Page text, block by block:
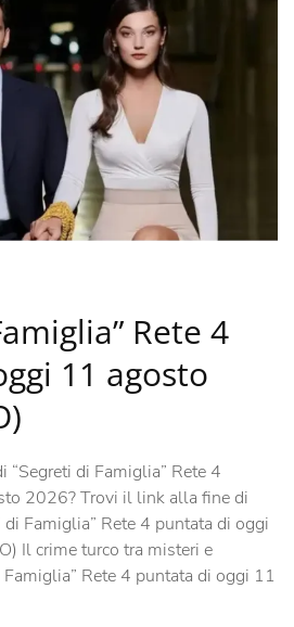
Rete 4
11 agosto
“Segreti di Famiglia” Rete 4
2026? Trovi il link alla fine di
Famiglia” Rete 4 puntata di oggi
Il crime turco tra misteri e
Rete 4 puntata di oggi 11